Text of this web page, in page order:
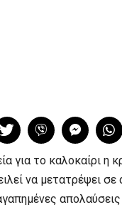
για το καλοκαίρι η
να μετατρέψει